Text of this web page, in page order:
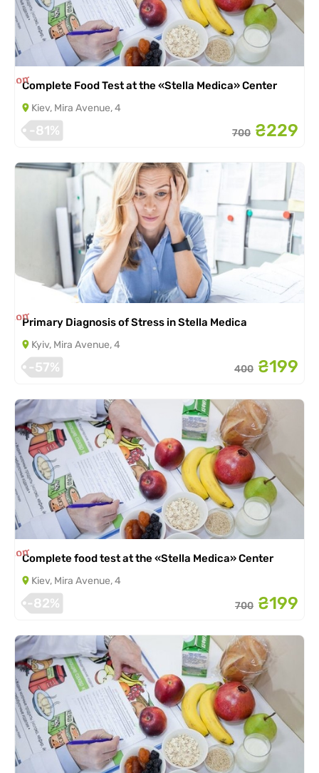
completed
Complete Food Test at the «Stella Medica» Center
Kiev, Mira Avenue, 4
-81% 700 ₴229
completed
Primary Diagnosis of Stress in Stella Medica
Kyiv, Mira Avenue, 4
-57% 400 ₴199
completed
Complete food test at the «Stella Medica» Center
Kiev, Mira Avenue, 4
-82% 700 ₴199